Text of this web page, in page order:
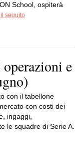
School, ospiterà
seguito
e
con il tabellone
con costi dei
ingaggi,
le squadre di Serie A.